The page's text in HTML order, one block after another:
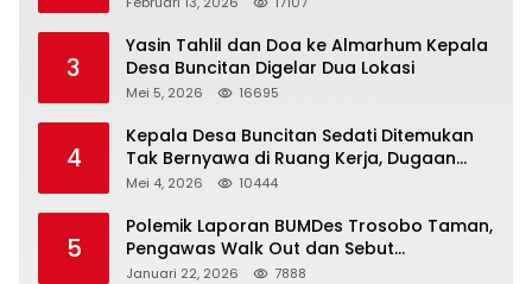
3
Yasin Tahlil dan Doa ke Almarhum Kepala
Desa Buncitan Digelar Dua Lokasi
Mei 5, 2026 16695
4
Kepala Desa Buncitan Sedati Ditemukan
Tak Bernyawa di Ruang Kerja, Dugaan
Bunuh Diri Menguat
Mei 4, 2026 10444
5
Polemik Laporan BUMDes Trosobo Taman,
Pengawas Walk Out dan Sebut
Kejanggalan
Januari 22, 2026 7888